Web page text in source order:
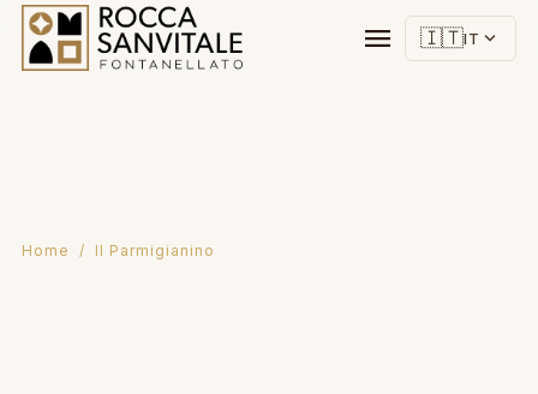
menu 🇮🇹IT expand_more
Home / Il Parmigianino
Il Parmigianino